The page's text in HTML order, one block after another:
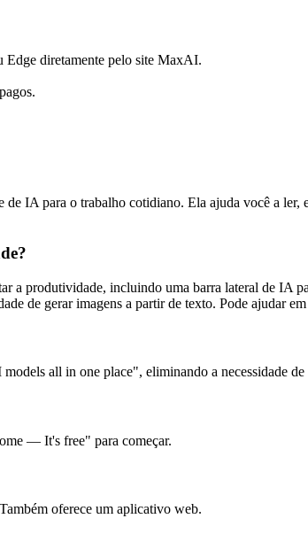
Edge diretamente pelo site MaxAI.
IA para o trabalho cotidiano. Ela ajuda você a
a produtividade, incluindo uma barra lateral de IA
de gerar imagens a partir de texto. Pode ajudar
all in one place", eliminando a necessidade
— It's free" para começar.
oferece um aplicativo web.